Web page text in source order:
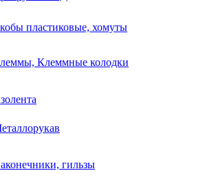
пластиковые, хомуты
Клеммные колодки
гильзы